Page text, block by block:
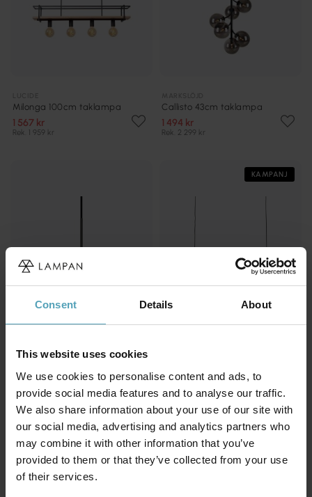
Consent Details About
This website uses cookies
We use cookies to personalise content and ads, to
provide social media features and to analyse our traffic.
We also share information about your use of our site with
our social media, advertising and analytics partners who
may combine it with other information that you’ve
provided to them or that they’ve collected from your use
of their services.
Milonga 100cm taklampa
1 567 kr
Rek. 1 959 kr
Callisto 43cm taklampa
1 494 kr
Rek. 2 299 kr
Baroni Ø46 taklampa
2 999 kr
KAMPANJ
NORDIC LIGHTING
Pop 142cm taklampa
2 249 kr
Rek. 2 999 kr
Andra köpte även